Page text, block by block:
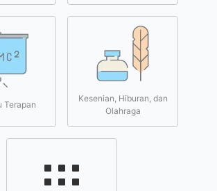
Terapan
Kesenian, Hiburan, dan
Olahraga